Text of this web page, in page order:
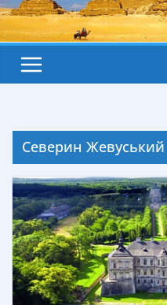
Северин Жевуський